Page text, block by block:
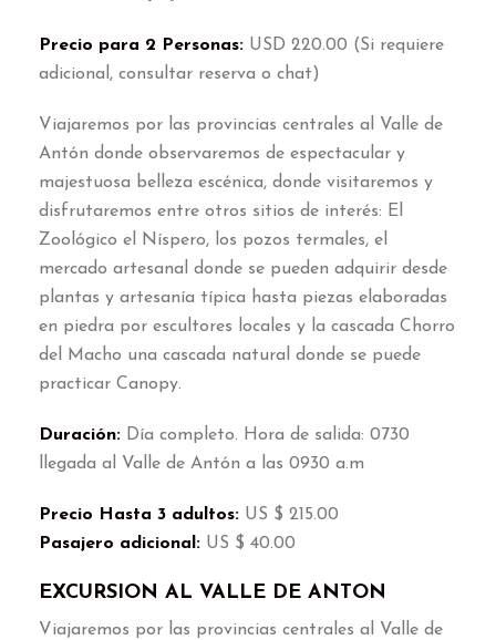
Precio para 2 Personas: USD 220.00 (Si requiere
adicional , consultar reserva o chat)
Viajaremos por las provincias centrales al Valle de
Antón donde observaremos de espectacular y
majestuosa belleza escénica, donde visitaremos y
disfrutaremos entre otros sitios de interés: El
Zoológico el Níspero, los pozos termales, el
mercado artesanal donde se pueden adquirir desde
plantas y artesanía típica hasta piezas elaboradas
en piedra por escultores locales y la cascada Chorro
del Macho una cascada natural donde se puede
practicar Canopy.
Duración: Día completo. Hora de salida: 0730
llegada al Valle de Antón a las 0930 a.m
Precio Hasta 3 adultos: US $ 215.00
Pasajero adicional : US $ 40.00
EXCURSION AL VALLE DE ANTON
Viajaremos por las provincias centrales al Valle de